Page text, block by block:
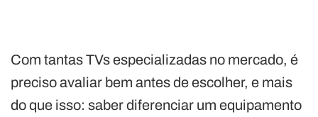
Com tantas TVs especializadas no mercado, é
preciso avaliar bem antes de escolher, e mais
do que isso: saber diferenciar um equipamento